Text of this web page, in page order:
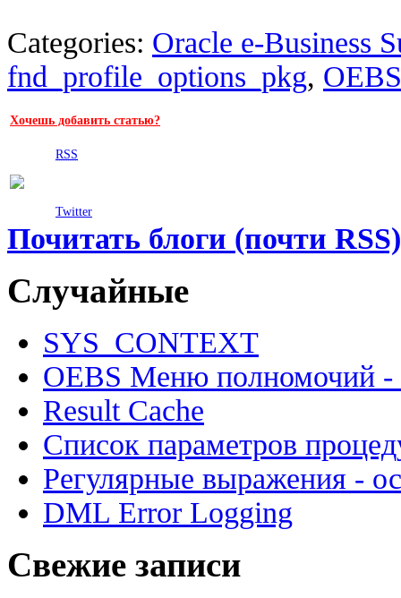
Categories: Oracle e-Business
fnd_profile_options_pkg, OEBS
Хочешь добавить статью?
RSS
Twitter
Почитать блоги (почти RSS)
Случайные
SYS_CONTEXT
OEBS Меню полномочий -
Result Cache
Список параметров
Регулярные выражения -
DML Error Logging
Свежие записи